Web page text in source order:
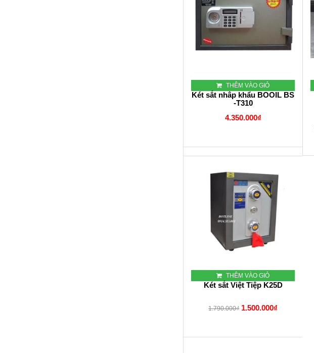
THÊM VÀO GIỎ
Két sắt nhâp khẩu BOOIL BS
-T310
4.350.000₫
THÊM VÀO GIỎ
Két sắt Việt Tiệp K25D
1.790.000₫ 1.500.000₫